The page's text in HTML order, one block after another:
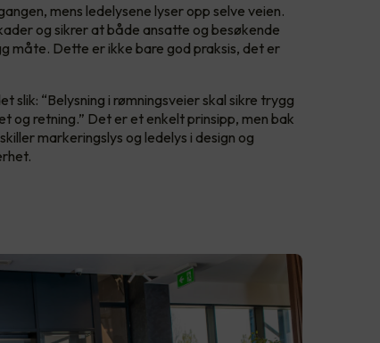
mens ledelysene lyser opp selve veien.
og sikrer at både ansatte og besøkende
måte. Dette er ikke bare god praksis, det er
slik: “Belysning i rømningsveier skal sikre trygg
og retning.” Det er et enkelt prinsipp, men bak
markeringslys og ledelys i design og